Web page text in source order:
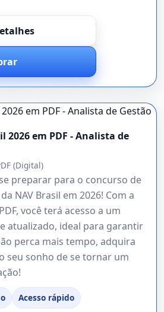
2026 em PDF - Analista de
(Digital)
preparar para o concurso de
NAV Brasil em 2026! Com a
você terá acesso a um
atualizado, ideal para garantir
perca mais tempo, adquira
seu sonho de se tornar um
Acesso rápido